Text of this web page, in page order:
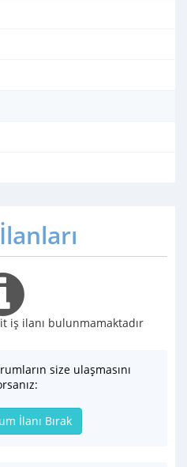
iş ilanı bulunmamaktadır
size ulaşmasını
İlanı Bırak